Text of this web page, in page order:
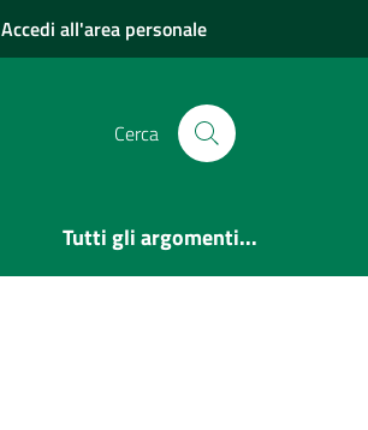
Accedi all'area personale
Cerca
Tutti gli argomenti...